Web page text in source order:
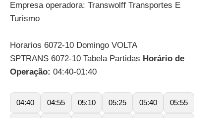
Empresa operadora: Transwolff Transportes E
Turismo
Horarios 6072-10 Domingo VOLTA
SPTRANS 6072-10 Tabela Partidas Horário de
Operação: 04:40-01:40
04:40 04:55 05:10 05:25 05:40 05:55